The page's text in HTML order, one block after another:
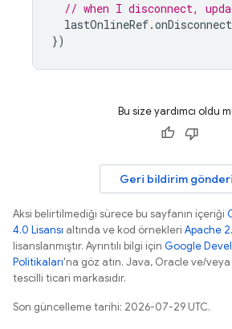
// when I disconnect,
lastOnlineRef.
})
Bu size yardımcı oldu
Geri bildirim
Aksi belirtilmediği sürece bu sayfanın içeriği
4.0 Lisansı altında ve kod örnekleri Apache
lisanslanmıştır. Ayrıntılı bilgi için Google
Politikaları'na göz atın. Java, Oracle ve/veya
tescilli ticari markasıdır.
Son güncelleme tarihi: 2026-07-29 UTC.